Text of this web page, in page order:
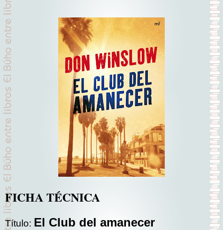
FICHA TÉCNICA
Título: El Club del amanecer